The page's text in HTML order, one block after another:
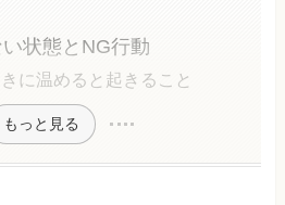
状態とNG行動
に温めると起きること
もっと見る